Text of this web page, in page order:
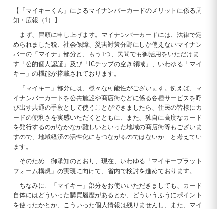
【「マイキーくん」によるマイナンバーカードのメリットに係る周
知・広報（1）】
まず、冒頭に申し上げます。マイナンバーカードには、法律で定
められました税、社会保障、災害対策分野にしか使えないマイナン
バーの「マイナ」部分と、もう1つ、民間でも御活用をいただけま
す「公的個人認証」及び「ICチップの空き領域」、いわゆる「マイ
キー」の機能が搭載されております。
「マイキー」部分には、様々な可能性がございます。例えば、マ
イナンバーカードを公共施設や商店街などに係る各種サービスを呼
び出す共通の手段として使うことができましたら、住民の皆様にカ
ードの便利さを実感いただくとともに、また、独自に高度なカード
を発行するのがなかなか難しいといった地域の商店街等もございま
すので、地域経済の活性化にもつながるのではないか、と考えてい
ます。
そのため、御承知のとおり、現在、いわゆる「マイキープラット
フォーム構想」の実現に向けて、省内で検討を進めております。
ちなみに、「マイキー」部分をお使いいただきましても、カード
自体にはどういった購買履歴があるとか、どういうふうにポイント
を使ったかとか、こういった個人情報は残りませんし、また、マイ